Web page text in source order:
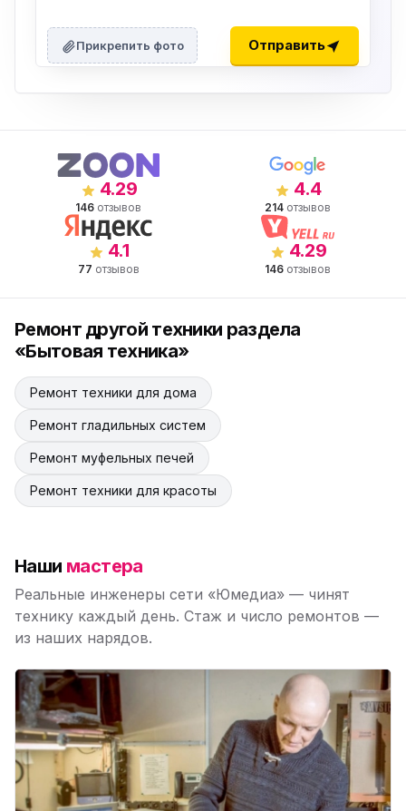
Прикрепить фото Отправить
4.29
146 отзывов
4.4
214 отзывов
4.1
77 отзывов
4.29
146 отзывов
Ремонт другой техники раздела
«Бытовая техника»
Ремонт техники для дома
Ремонт гладильных систем
Ремонт муфельных печей
Ремонт техники для красоты
Наши мастера
Реальные инженеры сети «Юмедиа» — чинят
технику каждый день. Стаж и число ремонтов —
из наших нарядов.